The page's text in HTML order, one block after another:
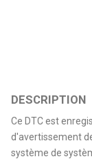
DESCRIPTION
Ce DTC est
d'avertissement
système de